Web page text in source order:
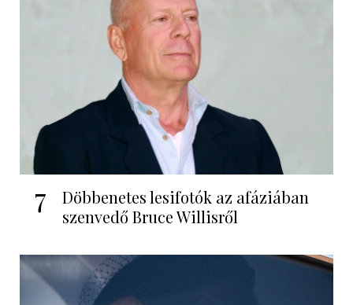
7
Döbbenetes lesifotók az afáziában
szenvedő Bruce Willisről